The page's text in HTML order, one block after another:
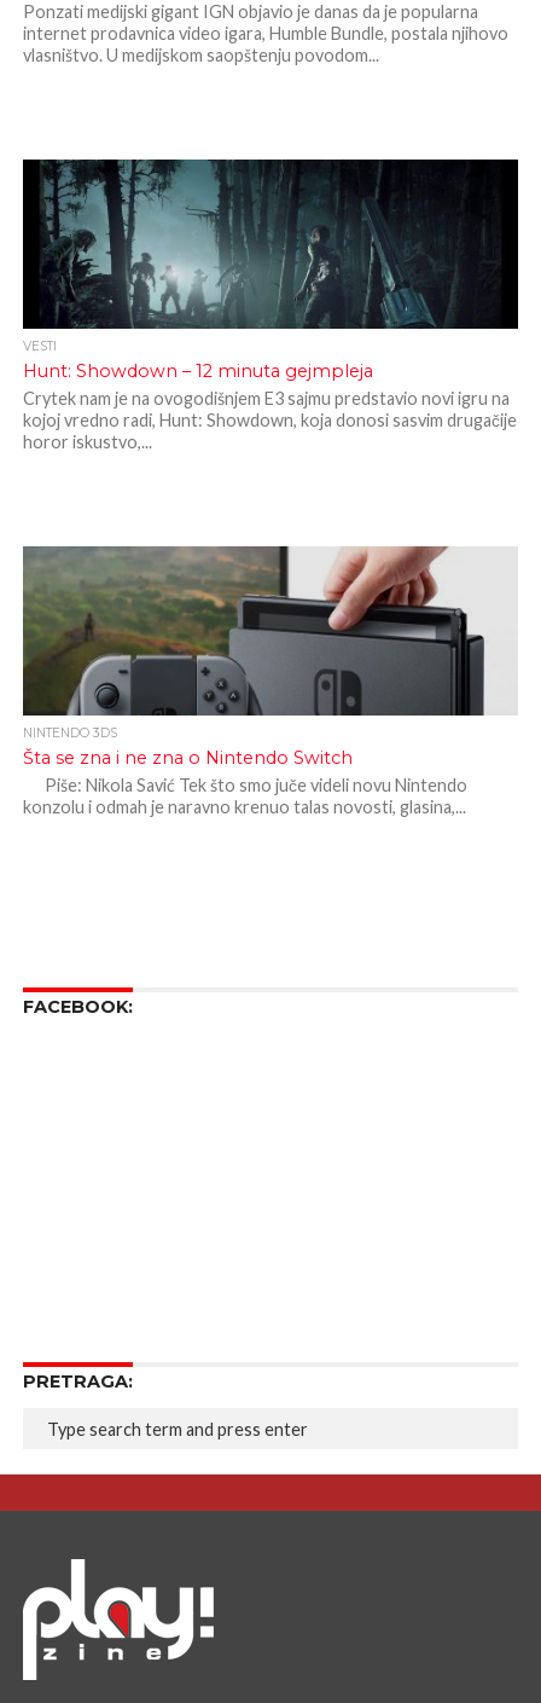
Ponzati medijski gigant IGN objavio je danas da je popularna
internet prodavnica video igara, Humble Bundle, postala njihovo
vlasništvo. U medijskom saopštenju povodom...
VESTI
Hunt: Showdown – 12 minuta gejmpleja
Crytek nam je na ovogodišnjem E3 sajmu predstavio novi igru na
kojoj vredno radi, Hunt: Showdown, koja donosi sasvim drugačije
horor iskustvo,...
NINTENDO 3DS
Šta se zna i ne zna o Nintendo Switch
Piše: Nikola Savić Tek što smo juče videli novu Nintendo
konzolu i odmah je naravno krenuo talas novosti, glasina,...
FACEBOOK:
PRETRAGA: